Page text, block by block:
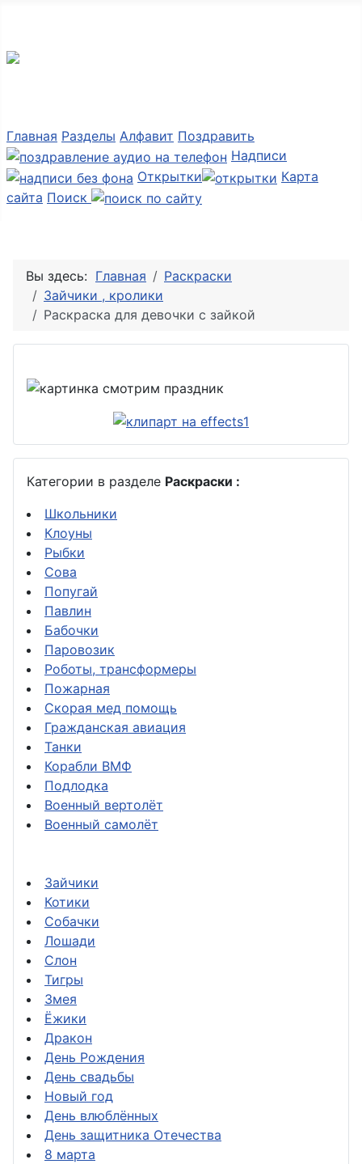
Главная Разделы Алфавит Поздравить
Надписи
Открытки
Карта
сайта Поиск
Вы здесь: Главная
Раскраски
Зайчики , кролики
Раскраска для девочки с зайкой
Категории в разделе Раскраски :
Школьники
Клоуны
Рыбки
Сова
Попугай
Павлин
Бабочки
Паровозик
Роботы, трансформеры
Пожарная
Скорая мед помощь
Гражданская авиация
Танки
Корабли ВМФ
Подлодка
Военный вертолёт
Военный самолёт
Зайчики
Котики
Собачки
Лошади
Слон
Тигры
Змея
Ёжики
Дракон
День Рождения
День свадьбы
Новый год
День влюблённых
День защитника Отечества
8 марта